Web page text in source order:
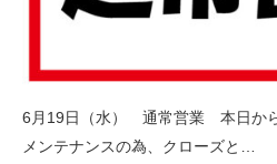
6月19日（水） 通常営業 本日か
メンテナンスの為、クローズと…